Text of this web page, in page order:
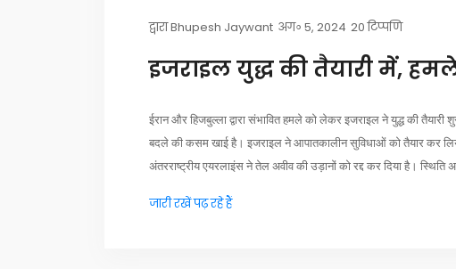
द्वाराBhupesh Jaywant अग॰ 5, 2024 20 टिप्पणि
इजराइल युद्ध की तैयारी में,
ईरान और हिजबुल्ला द्वारा संभावित हमले को लेकर इजराइल ने युद्ध की
बदले की कसम खाई है। इजराइल ने आपातकालीन सुविधाओं को तैयार कर
अंतरराष्ट्रीय एयरलाइंस ने तेल अवीव की उड़ानों को रद्द कर दिया है। स्थिति
जारी रखें पढ़ रहे हैं